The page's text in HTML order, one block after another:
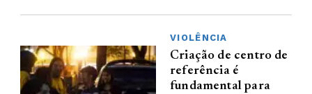
VIOLÊNCIA
Criação de centro de
referência é
fundamental para